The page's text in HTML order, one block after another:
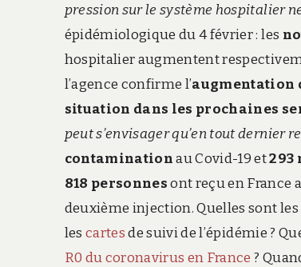
pression sur le système hospitalier
épidémiologique du 4 février : les
hospitalier augmentent
l’agence confirme l’augmentation
situation dans les prochaines
peut s’envisager qu’en tout dernier
contaminationau Covid-19 et293
818 personnesont reçu en France
deuxième injection. Quelles sont les
les cartesde suivi de l’épidémie ?
R0 du coronavirus en France ?